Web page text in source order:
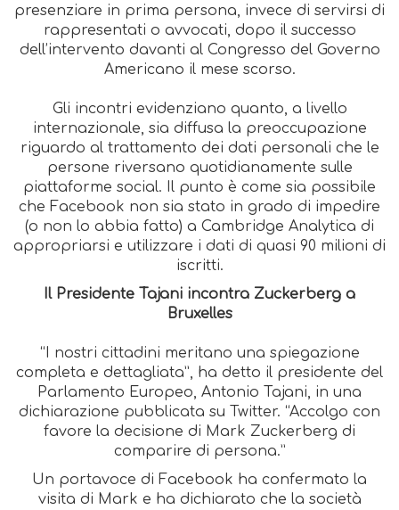
presenziare in prima persona, invece di servirsi di
rappresentati o avvocati, dopo il successo
dell’intervento davanti al Congresso del Governo
Americano il mese scorso.
Gli incontri evidenziano quanto, a livello
internazionale, sia diffusa la preoccupazione
riguardo al trattamento dei dati personali che le
persone riversano quotidianamente sulle
piattaforme social. Il punto è come sia possibile
che Facebook non sia stato in grado di impedire
(o non lo abbia fatto) a Cambridge Analytica di
appropriarsi e utilizzare i dati di quasi 90 milioni di
iscritti.
Il Presidente Tajani incontra Zuckerberg a
Bruxelles
“I nostri cittadini meritano una spiegazione
completa e dettagliata”, ha detto il presidente del
Parlamento Europeo, Antonio Tajani, in una
dichiarazione pubblicata su Twitter. “Accolgo con
favore la decisione di Mark Zuckerberg di
comparire di persona.”
Un portavoce di Facebook ha confermato la
visita di Mark e ha dichiarato che la società